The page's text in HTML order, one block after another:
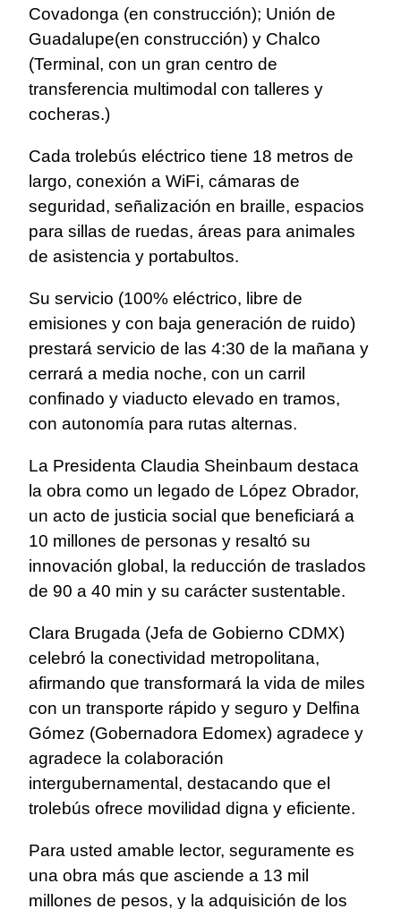
Covadonga (en construcción); Unión de
Guadalupe(en construcción) y Chalco
(Terminal, con un gran centro de
transferencia multimodal con talleres y
cocheras.)
Cada trolebús eléctrico tiene 18 metros de
largo, conexión a WiFi, cámaras de
seguridad, señalización en braille, espacios
para sillas de ruedas, áreas para animales
de asistencia y portabultos.
Su servicio (100% eléctrico, libre de
emisiones y con baja generación de ruido)
prestará servicio de las 4:30 de la mañana y
cerrará a media noche, con un carril
confinado y viaducto elevado en tramos,
con autonomía para rutas alternas.
La Presidenta Claudia Sheinbaum destaca
la obra como un legado de López Obrador,
un acto de justicia social que beneficiará a
10 millones de personas y resaltó su
innovación global, la reducción de traslados
de 90 a 40 min y su carácter sustentable.
Clara Brugada (Jefa de Gobierno CDMX)
celebró la conectividad metropolitana,
afirmando que transformará la vida de miles
con un transporte rápido y seguro y Delfina
Gómez (Gobernadora Edomex) agradece y
agradece la colaboración
intergubernamental, destacando que el
trolebús ofrece movilidad digna y eficiente.
Para usted amable lector, seguramente es
una obra más que asciende a 13 mil
millones de pesos, y la adquisición de los